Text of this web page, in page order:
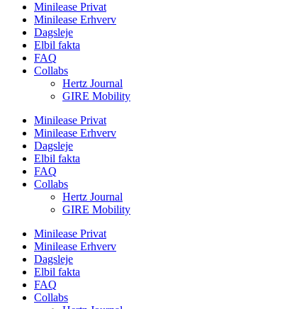
Minilease Privat
Minilease Erhverv
Dagsleje
Elbil fakta
FAQ
Collabs
Hertz Journal
GIRE Mobility
Minilease Privat
Minilease Erhverv
Dagsleje
Elbil fakta
FAQ
Collabs
Hertz Journal
GIRE Mobility
Minilease Privat
Minilease Erhverv
Dagsleje
Elbil fakta
FAQ
Collabs